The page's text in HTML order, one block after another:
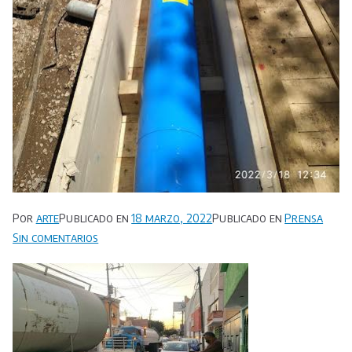
Por artePublicado en18 marzo, 2022Publicado enPrensa
Sin comentarios
Operador
de
agua
repara